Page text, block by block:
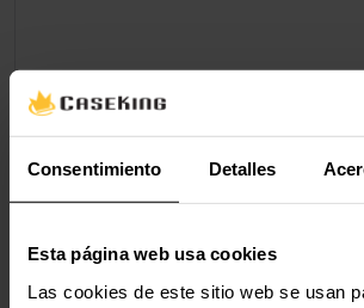
Consentimiento Detalles
Esta página web usa cookies
Las cookies de este sitio web se usan